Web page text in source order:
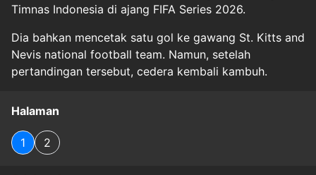
Timnas Indonesia di ajang FIFA Series 2026.
Dia bahkan mencetak satu gol ke gawang St. Kitts and
Nevis national football team. Namun, setelah
pertandingan tersebut, cedera kembali kambuh.
Halaman
1 2